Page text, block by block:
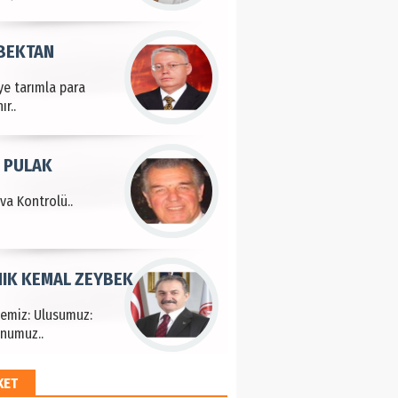
tarımla para
Kontrolü..
PULAK
Ulusumuz:
KEMAL ZEYBEK
HAYRİ PEKER